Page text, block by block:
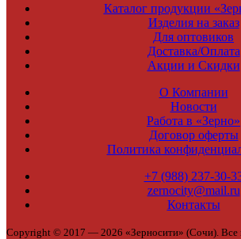
Каталог продукции
Изделия на заказ
Для оптовиков
Доставка/Оплата
Акции и Скидки
О Компании
Новости
Работа в «Зерно»
Договор оферты
Политика
+7 (988) 237-30-
zernocity@mail.ru
Контакты
Copyright © 2017 — 2026 «Зерносити» (Сочи). Все